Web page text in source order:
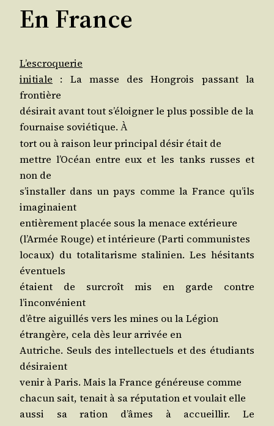
En France
L’es­cro­que­rie
ini­tiale : La masse des Hon­grois pas­sant la
frontière
dési­rait avant tout s’é­loi­gner le plus pos­sible de la
four­naise sovié­tique. À
tort ou à rai­son leur prin­ci­pal désir était de
mettre l’O­céan entre eux et les tanks russes et
non de
s’ins­tal­ler dans un pays comme la France qu’ils
imaginaient
entiè­re­ment pla­cée sous la menace extérieure
(l’Ar­mée Rouge) et inté­rieure (Par­ti communistes
locaux) du tota­li­ta­risme sta­li­nien. Les hési­tants
éventuels
étaient de sur­croît mis en garde contre
l’inconvénient
d’être aiguillés vers les mines ou la Légion
étran­gère, cela dès leur arri­vée en
Autriche. Seuls des intel­lec­tuels et des étu­diants
désiraient
venir à Paris. Mais la France géné­reuse comme
cha­cun sait, tenait à sa répu­ta­tion et vou­lait elle
aus­si sa ration d’âmes à accueillir. Le